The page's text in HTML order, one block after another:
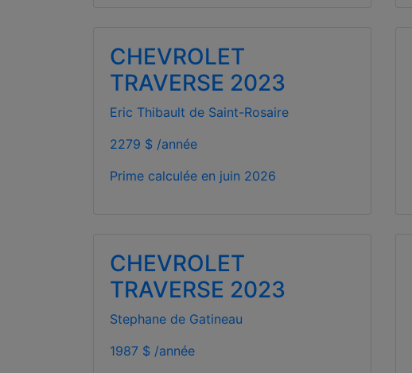
CHEVROLET
TRAVERSE 2023
Eric Thibault de Saint-Rosaire
2279 $ /année
Prime calculée en juin 2026
CHEVROLET
TRAVERSE 2023
Stephane de Gatineau
1987 $ /année